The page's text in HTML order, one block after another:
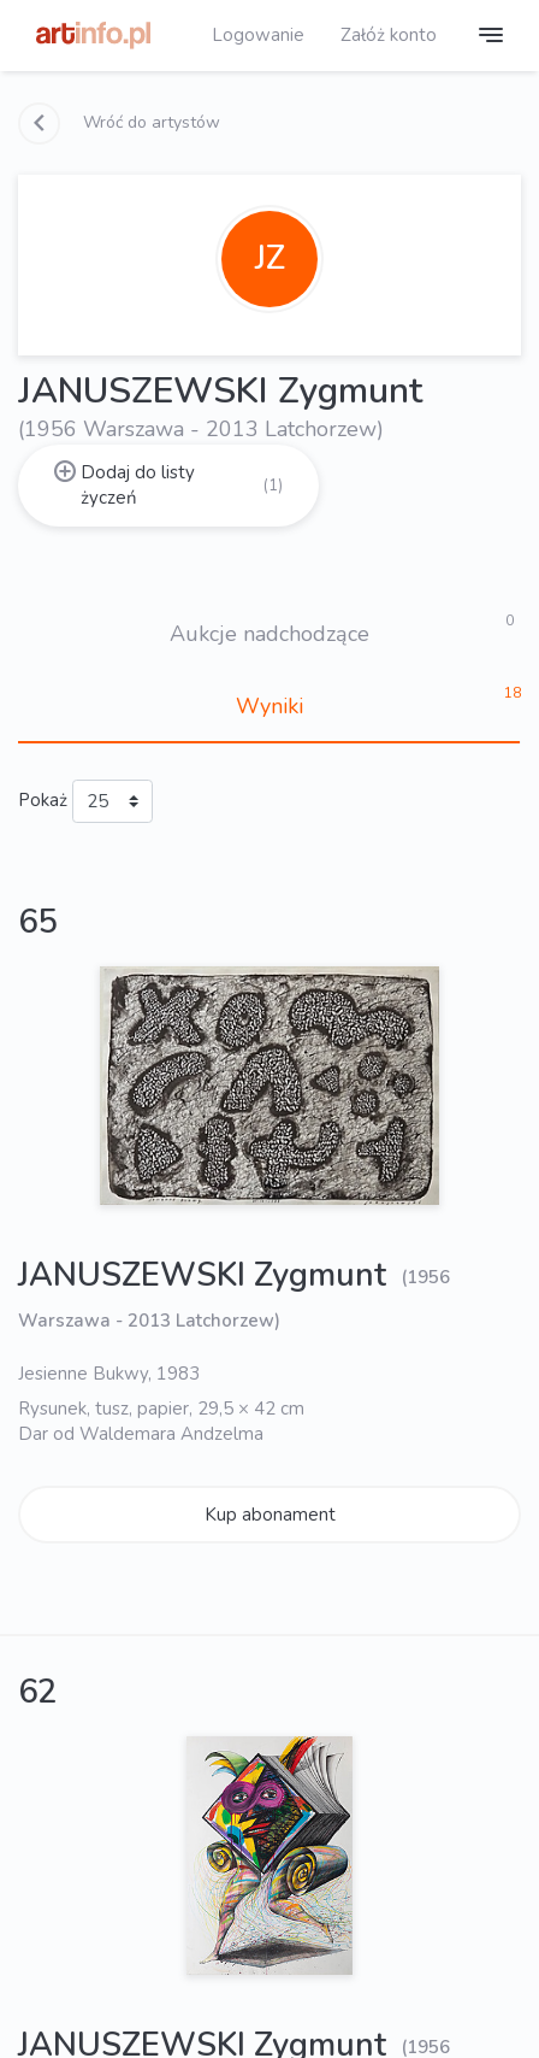
Logowanie Załóż konto
Wróć do artystów
JZ
JANUSZEWSKI Zygmunt
(1956 Warszawa - 2013 Latchorzew)
Dodaj do listy
życzeń
(1)
Aukcje nadchodzące 0
Wyniki 18
Pokaż
65
JANUSZEWSKI Zygmunt
(1956
Warszawa - 2013 Latchorzew)
Jesienne Bukwy, 1983
Rysunek, tusz, papier, 29,5 × 42 cm
Dar od Waldemara Andzelma
Kup abonament
62
JANUSZEWSKI Zygmunt
(1956